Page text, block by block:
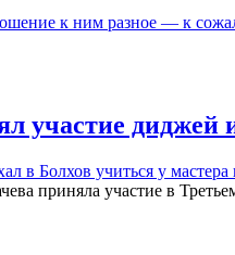
к ним разное — к
участие диджей
Болхов учиться у мастера
приняла участие в